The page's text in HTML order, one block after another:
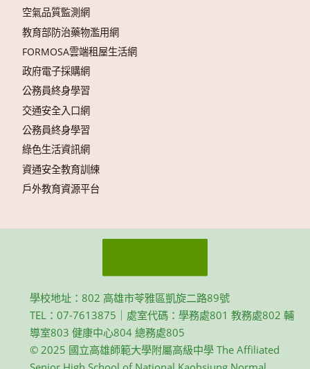
空氣品質監測網
教育部防治藥物濫用網
FORMOSA雲端租屋生活網
政府電子採購網
公務員終身學習
交通安全入口網
公務員終身學習
綠色生活資訊網
資通安全教育訓練
戶外教育資源平台
學校地址：802 高雄市苓雅區凱旋二路89號
TEL：07-7613875｜處室代碼：學務處801 教務處802 輔
導室803 健康中心804 總務處805
© 2025 國立高雄師範大學附屬高級中學 The Affiliated